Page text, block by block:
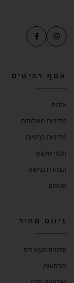
אסף רהיטים
אודות
מדיניות משלוחים
מדיניות פרטיות
תנאי שימוש
הצהרת נגישות
סניפים
ניווט מהיר
סלונים מעוצבים
כורסאות